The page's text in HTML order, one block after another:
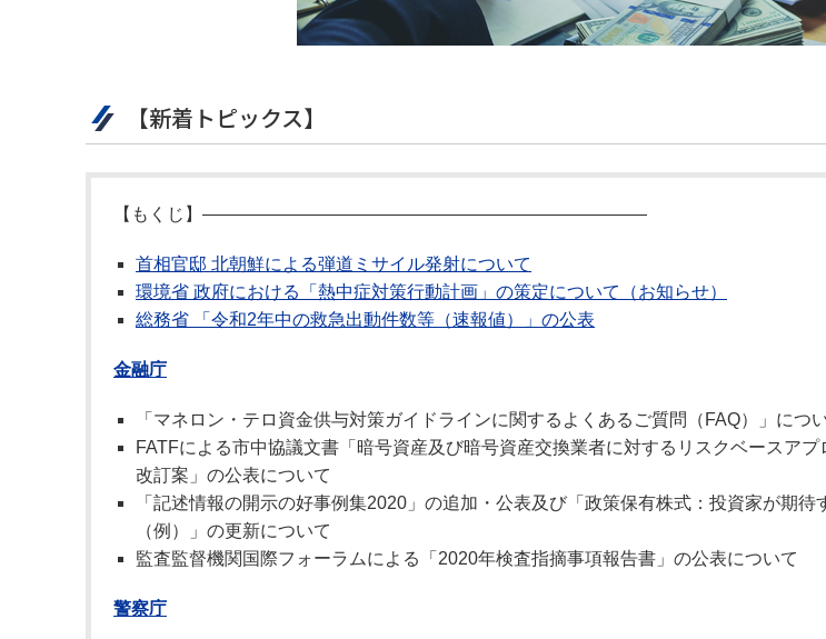
【新着トピックス】
【もくじ】―――――――――――――――――――――――――
首相官邸 北朝鮮による弾道ミサイル発射について
環境省 政府における「熱中症対策行動計画」の策定について（お知らせ）
総務省 「令和2年中の救急出動件数等（速報値）」の公表
金融庁
「マネロン・テロ資金供与対策ガイドラインに関するよくあるご質問（FAQ）」につ
FATFによる市中協議文書「暗号資産及び暗号資産交換業者に対するリスクベースア
改訂案」の公表について
「記述情報の開示の好事例集2020」の追加・公表及び「政策保有株式：投資家が期待
（例）」の更新について
監査監督機関国際フォーラムによる「2020年検査指摘事項報告書」の公表について
警察庁